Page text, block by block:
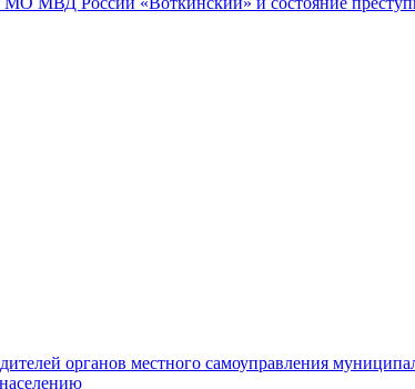
органов местного самоуправления